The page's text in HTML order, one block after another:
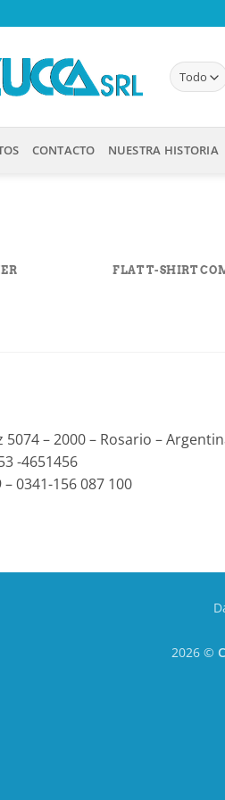
CONTACTO NUESTRA HISTORIA
FLAT T-SHIRT
– 2000 – Rosario –
-4651456
0341-156 087 100
2026 ©